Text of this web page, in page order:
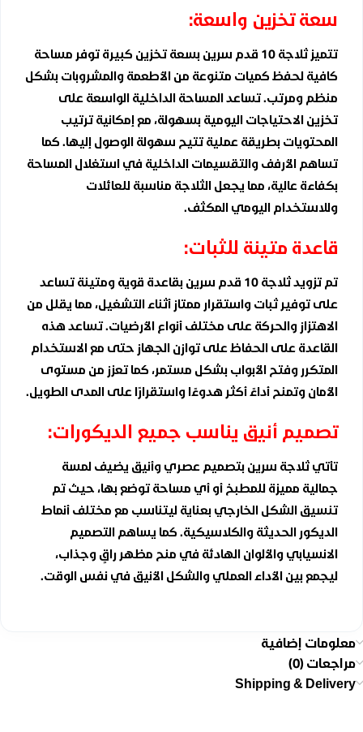
سعة تخزين واسعة:
تتميز ثلاجة 10 قدم سرين بسعة تخزين كبيرة توفر مساحة
كافية لحفظ كميات متنوعة من الأطعمة والمشروبات بشكل
منظم ومرتب. تساعد المساحة الداخلية الواسعة على
تخزين الاحتياجات اليومية بسهولة، مع إمكانية ترتيب
المحتويات بطريقة عملية تتيح سهولة الوصول إليها. كما
تساهم الأرفف والتقسيمات الداخلية في استغلال المساحة
بكفاءة عالية، مما يجعل الثلاجة مناسبة للعائلات
وللاستخدام اليومي المكثف.
قاعدة متينة للثبات:
تم تزويد ثلاجة 10 قدم سرين بقاعدة قوية ومتينة تساعد
على توفير ثبات واستقرار ممتاز أثناء التشغيل، مما يقلل من
الاهتزاز والحركة على مختلف أنواع الأرضيات. تساعد هذه
القاعدة على الحفاظ على توازن الجهاز حتى مع الاستخدام
المتكرر وفتح الأبواب بشكل مستمر، كما تعزز من مستوى
الأمان وتمنح أداءً أكثر هدوءًا واستقرارًا على المدى الطويل.
تصميم أنيق يناسب جميع الديكورات:
تأتي ثلاجة سرين بتصميم عصري وأنيق يضيف لمسة
جمالية مميزة للمطبخ أو أي مساحة توضع بها، حيث تم
تنسيق الشكل الخارجي بعناية ليتناسب مع مختلف أنماط
الديكور الحديثة والكلاسيكية. كما يساهم التصميم
الانسيابي والألوان الهادئة في منح مظهر راقٍ وجذاب،
ليجمع بين الأداء العملي والشكل الأنيق في نفس الوقت.
معلومات إضافية
مراجعات (0)
Shipping & Delivery